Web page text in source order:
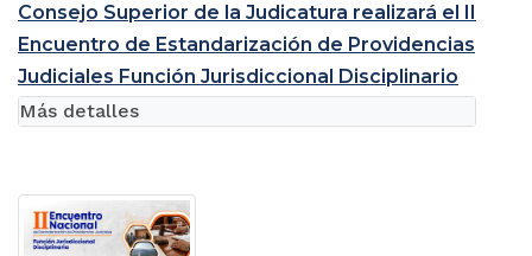
Consejo Superior de la Judicatura realizará el II
Encuentro de Estandarización de Providencias
Judiciales Función Jurisdiccional Disciplinario
Más detalles